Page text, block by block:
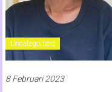
Uncategorized
8 Februari 2023